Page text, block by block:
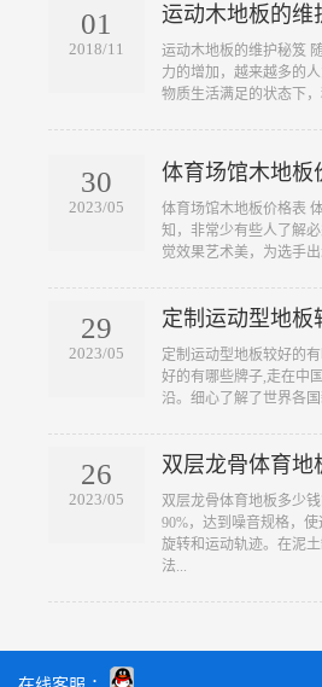
01
2018/11
运动木地板的维
运动木地板的维护秘笈
力的增加，越来越多的
物质生活满足的状态下
30
2023/05
体育场馆木地板
体育场馆木地板价格表
知，非常少有些人了解
觉效果艺术美，为选手
29
2023/05
定制运动型地板
定制运动型地板较好的
好的有哪些牌子,走在中
沿。细心了解了世界各
26
2023/05
双层龙骨体育地
双层龙骨体育地板多少
90%，达到噪音规格，
旋转和运动轨迹。在泥
法...